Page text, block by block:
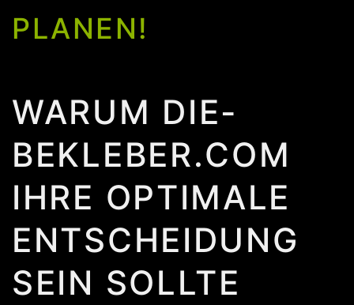
PLANEN!
WARUM DIE-
BEKLEBER.COM
IHRE OPTIMALE
ENTSCHEIDUNG
SEIN SOLLTE